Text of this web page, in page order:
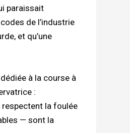
paraissait
de l’industrie
et qu’une
à la course à
:
la foulée
— sont la